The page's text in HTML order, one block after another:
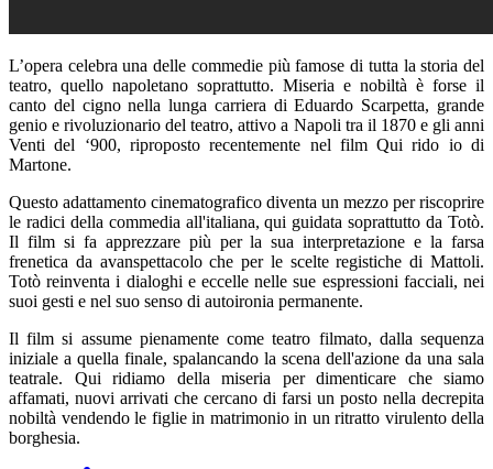
L’opera celebra una delle commedie più famose di tutta la storia del
teatro, quello napoletano soprattutto. Miseria e nobiltà è forse il
canto del cigno nella lunga carriera di Eduardo Scarpetta, grande
genio e rivoluzionario del teatro, attivo a Napoli tra il 1870 e gli anni
Venti del ‘900, riproposto recentemente nel film Qui rido io di
Martone.
Questo adattamento cinematografico diventa un mezzo per riscoprire
le radici della commedia all'italiana, qui guidata soprattutto da Totò.
Il film si fa apprezzare più per la sua interpretazione e la farsa
frenetica da avanspettacolo che per le scelte registiche di Mattoli.
Totò reinventa i dialoghi e eccelle nelle sue espressioni facciali, nei
suoi gesti e nel suo senso di autoironia permanente.
Il film si assume pienamente come teatro filmato, dalla sequenza
iniziale a quella finale, spalancando la scena dell'azione da una sala
teatrale. Qui ridiamo della miseria per dimenticare che siamo
affamati, nuovi arrivati ​​che cercano di farsi un posto nella decrepita
nobiltà vendendo le figlie in matrimonio in un ritratto virulento della
borghesia.